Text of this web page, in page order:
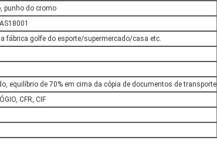
punho do cromo
fábrica golfe do esporte/supermercado/casa etc.
equilíbrio de 70% em cima da cópia de documentos de transporte
CFR, CIF